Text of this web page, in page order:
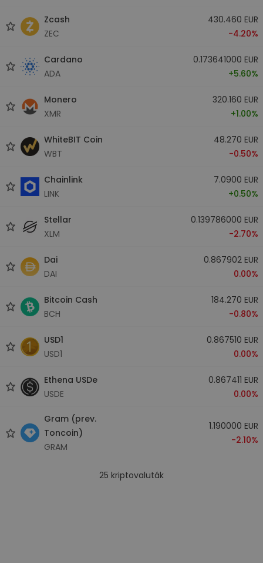
Zcash
ZEC
430.460 EUR
-4.20%
Cardano
ADA
0.173641000 EUR
+5.60%
Monero
XMR
320.160 EUR
+1.00%
WhiteBIT Coin
WBT
48.270 EUR
-0.50%
Chainlink
LINK
7.0900 EUR
+0.50%
Stellar
XLM
0.139786000 EUR
-2.70%
Dai
DAI
0.867902 EUR
0.00%
Bitcoin Cash
BCH
184.270 EUR
-0.80%
USD1
USD1
0.867510 EUR
0.00%
Ethena USDe
USDE
0.867411 EUR
0.00%
Gram (prev.
Toncoin)
GRAM
1.190000 EUR
-2.10%
25 kriptovaluták